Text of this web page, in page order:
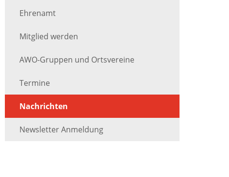
Ehrenamt
Mitglied werden
AWO-Gruppen und Ortsvereine
Termine
Nachrichten
Newsletter Anmeldung